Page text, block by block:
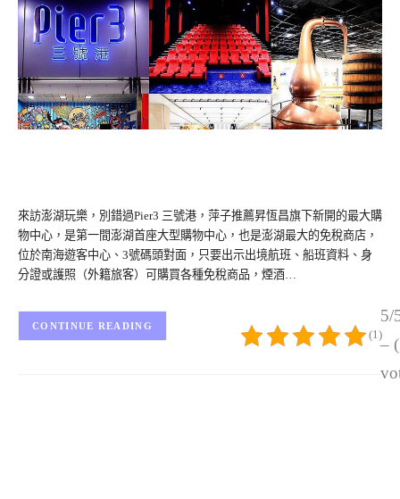
來訪澎湖玩樂，別錯過Pier3 三號港，萍子推薦昇恆昌旗下新開的最大購
物中心，是第一間澎湖首座大型購物中心，也是澎湖最大的免稅商店，
位於南海遊客中心、3號碼頭對面，只要出示出境航班、船班資料、身
分證或護照（外籍旅客）可購買各種免稅商品，煙酒…
5/
–
(1)
CONTINUE READING